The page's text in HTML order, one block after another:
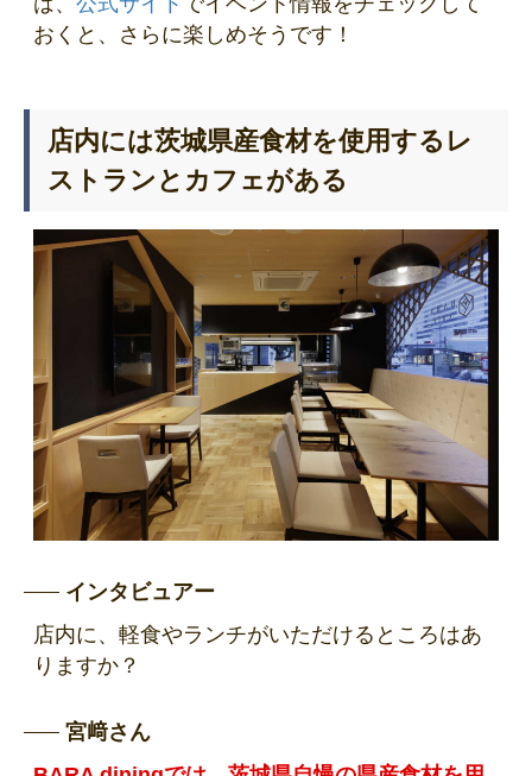
おくと、さらに楽しめそうです！
店内には茨城県産食材を使用するレ
ストランとカフェがある
インタビュアー
店内に、軽食やランチがいただけるところはあ
りますか？
宮﨑さん